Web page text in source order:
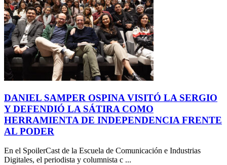
DANIEL SAMPER OSPINA VISITÓ LA SERGIO
Y DEFENDIÓ LA SÁTIRA COMO
HERRAMIENTA DE INDEPENDENCIA FRENTE
AL PODER
En el SpoilerCast de la Escuela de Comunicación e Industrias
Digitales, el periodista y columnista c ...